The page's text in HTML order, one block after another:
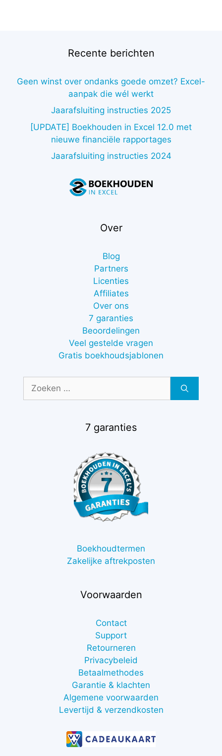
Recente berichten
Geen winst over ondanks goede omzet? Excel-
aanpak die wél werkt
Jaarafsluiting instructies 2025
[UPDATE] Boekhouden in Excel 12.0 met
nieuwe financiële rapportages
Jaarafsluiting instructies 2024
Over
Blog
Partners
Licenties
Affiliates
Over ons
7 garanties
Beoordelingen
Veel gestelde vragen
Gratis boekhoudsjablonen
Zoek
7 garanties
Boekhoudtermen
Zakelijke aftrekposten
Voorwaarden
Contact
Support
Retourneren
Privacybeleid
Betaalmethodes
Garantie & klachten
Algemene voorwaarden
Levertijd & verzendkosten